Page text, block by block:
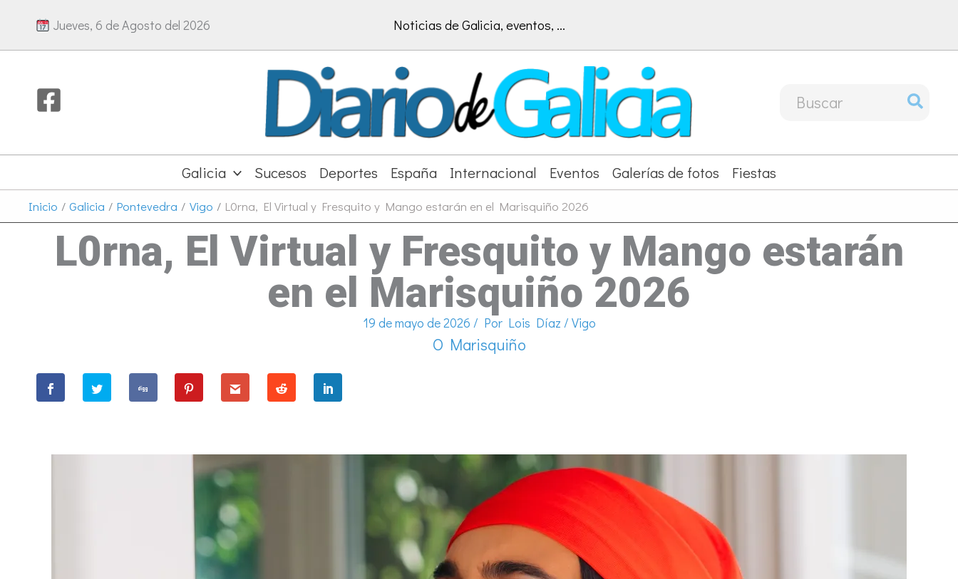
Jueves, 6 de Agosto del 2026 Noticias de Galicia, eventos, ...
Buscar
por:
Galicia Sucesos Deportes España Internacional Eventos Galerías de fotos Fiestas
Inicio Galicia Pontevedra Vigo L0rna, El Virtual y Fresquito y Mango estarán en el Marisquiño 2026
L0rna, El Virtual y Fresquito y Mango estarán
en el Marisquiño 2026
19 de mayo de 2026 / Por Lois Díaz / Vigo
O Marisquiño